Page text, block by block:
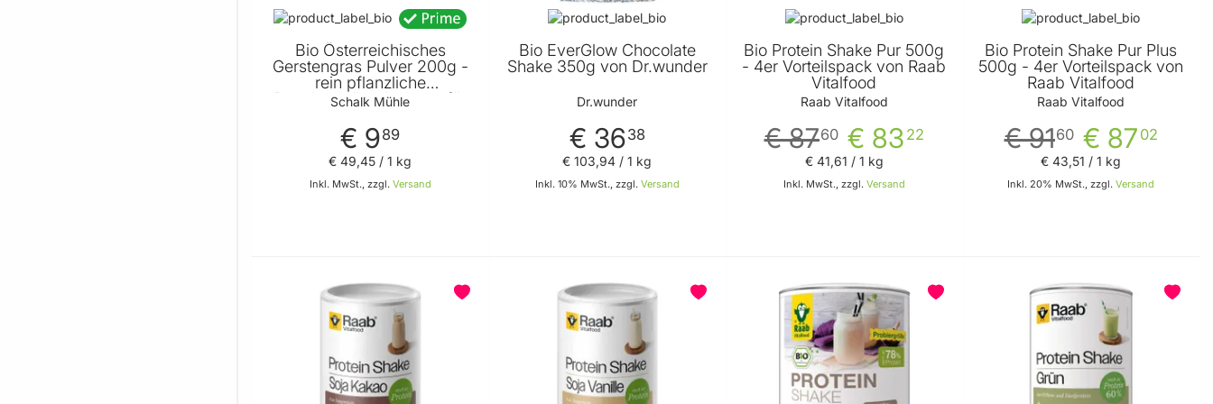
Bio Österreichisches
Gerstengras Pulver 200g -
rein pflanzliche
Proteinquelle - bestens für
wichtige Nährstoffe von
Schalk Mühle
Schalk Mühle
€ 989
Inkl. MwSt., zzgl. Versand
€ 49,45 / 1 kg
Bio EverGlow Chocolate
Shake 350g von Dr.wunder
Dr.wunder
€ 3638
Inkl. 10% MwSt., zzgl. Versand
€ 103,94 / 1 kg
Bio Protein Shake Pur 500g
- 4er Vorteilspack von Raab
Vitalfood
Raab Vitalfood
€ 83 22
€ 8760
Inkl. MwSt., zzgl. Versand
€ 41,61 / 1 kg
Bio Protein Shake Pur Plus
500g - 4er Vorteilspack von
Raab Vitalfood
Raab Vitalfood
€ 87 02
€ 9160
Inkl. 20% MwSt., zzgl.Versand
€ 43,51 / 1 kg